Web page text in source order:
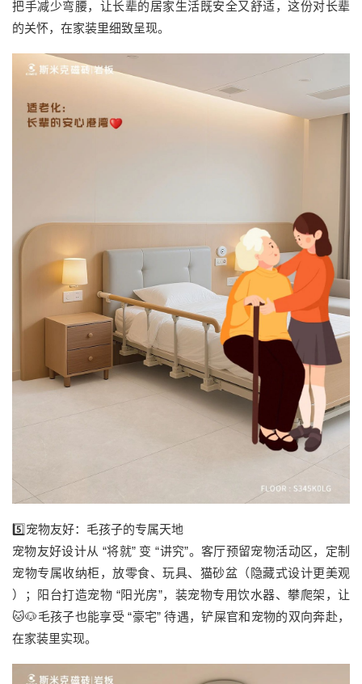
把手减少弯腰，让长辈的居家生活既安全又舒适，这份对长辈
的关怀，在家装里细致呈现。
5️⃣宠物友好：毛孩子的专属天地
宠物友好设计从 “将就” 变 “讲究”。客厅预留宠物活动区，定制
宠物专属收纳柜，放零食、玩具、猫砂盆（隐藏式设计更美观
）；阳台打造宠物 “阳光房”，装宠物专用饮水器、攀爬架，让
🐱🐶毛孩子也能享受 “豪宅” 待遇，铲屎官和宠物的双向奔赴，
在家装里实现。